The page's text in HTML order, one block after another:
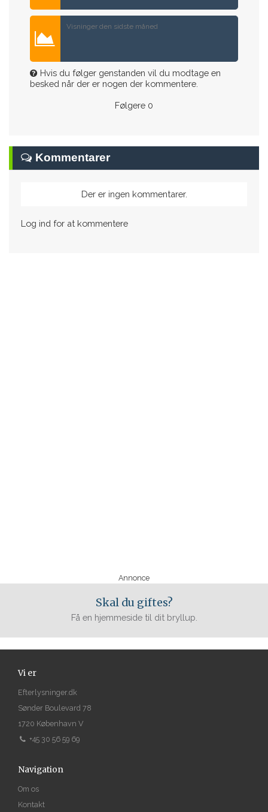
Visninger den sidste måned
Hvis du følger genstanden vil du modtage en
besked når der er nogen der kommentere.
Følgere 0
Kommentarer
Der er ingen kommentarer.
Log ind for at kommentere
Annonce
Skal du giftes?
Få en hjemmeside til dit bryllup.
Vi er
Efterlysninger.dk
Sønder Boulevard 78
1720 København V
+45 30 56 59 69
Navigation
Om os
Kontakt